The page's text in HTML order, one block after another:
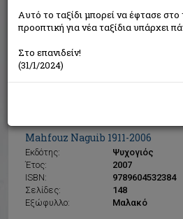
Mahfοuz Naguib 1911-2006
Εκδότης:
Ψυχογιός
Έτος:
2007
ISBN:
9789604532384
Σελίδες:
148
Εξώφυλλο:
Μαλακό
εκδότη
Αυτό το ταξίδι μπορεί να έφτασε στο
προοπτική για νέα ταξίδια υπάρχει
Στο επανιδείν!
(31/1/2024)